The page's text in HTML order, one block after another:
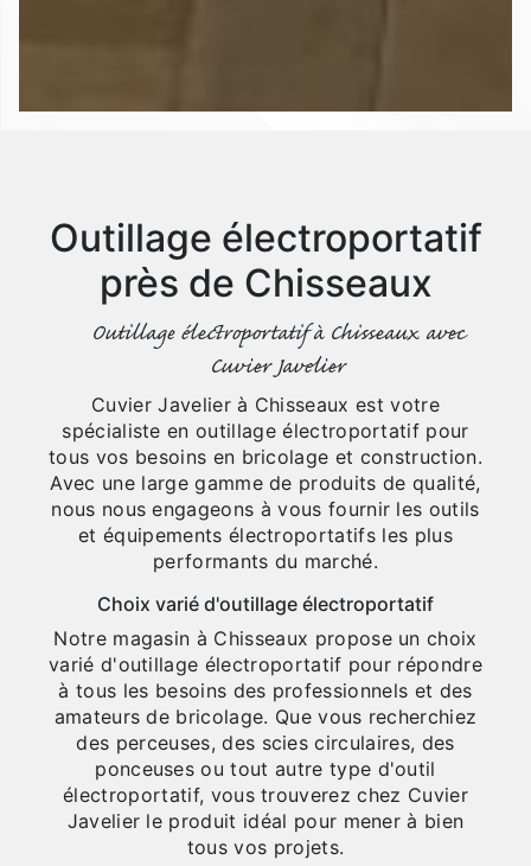
Outillage électroportatif
près de Chisseaux
Outillage électroportatif à Chisseaux avec
Cuvier Javelier
Cuvier Javelier à Chisseaux est votre
spécialiste en outillage électroportatif pour
tous vos besoins en bricolage et construction.
Avec une large gamme de produits de qualité,
nous nous engageons à vous fournir les outils
et équipements électroportatifs les plus
performants du marché.
Choix varié d'outillage électroportatif
Notre magasin à Chisseaux propose un choix
varié d'outillage électroportatif pour répondre
à tous les besoins des professionnels et des
amateurs de bricolage. Que vous recherchiez
des perceuses, des scies circulaires, des
ponceuses ou tout autre type d'outil
électroportatif, vous trouverez chez Cuvier
Javelier le produit idéal pour mener à bien
tous vos projets.